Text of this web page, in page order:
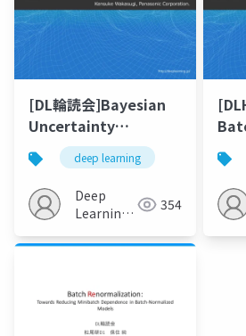
[DL輪読会]Bayesian
Uncertainty
Estimation for Batch
Normalized Deep
Networks
deep learning
Deep
Learning
354